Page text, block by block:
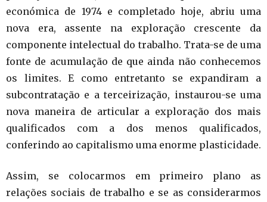
económica de 1974 e completado hoje, abriu uma
nova era, assente na exploração crescente da
componente intelectual do trabalho. Trata-se de uma
fonte de acumulação de que ainda não conhecemos
os limites. E como entretanto se expandiram a
subcontratação e a terceirização, instaurou-se uma
nova maneira de articular a exploração dos mais
qualificados com a dos menos qualificados,
conferindo ao capitalismo uma enorme plasticidade.
Assim, se colocarmos em primeiro plano as
relações sociais de trabalho e se as considerarmos